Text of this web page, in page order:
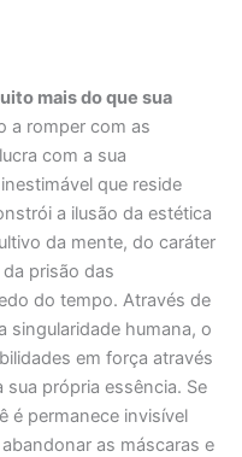
mais do que sua
a romper com as
com a sua
que reside
a ilusão da estética
da mente, do caráter
prisão das
do tempo. Através de
singularidade humana, o
em força através
própria essência. Se
é permanece invisível
as máscaras e